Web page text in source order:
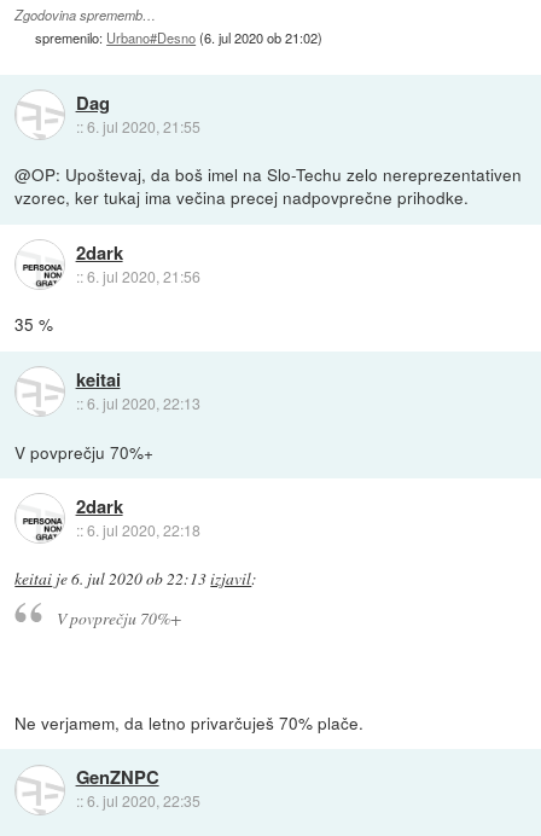
Zgodovina sprememb…
spremenilo: Urbano#Desno(6. jul 2020 ob 21:02)
Dag
::6. jul 2020, 21:55
@OP: Upoštevaj, da boš imel na Slo-Techu zelo nereprezentativen
vzorec, ker tukaj ima večina precej nadpovprečne prihodke.
2dark
::6. jul 2020, 21:56
35 %
keitai
::6. jul 2020, 22:13
V povprečju 70%+
2dark
::6. jul 2020, 22:18
keitai je6. jul 2020 ob 22:13izjavil:
V povprečju 70%+
Ne verjamem, da letno privarčuješ 70% plače.
GenZNPC
::6. jul 2020, 22:35